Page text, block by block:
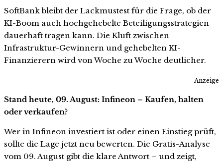
SoftBank bleibt der Lackmustest für die Frage, ob der
KI-Boom auch hochgehebelte Beteiligungsstrategien
dauerhaft tragen kann. Die Kluft zwischen
Infrastruktur-Gewinnern und gehebelten KI-
Finanzierern wird von Woche zu Woche deutlicher.
Anzeige
Stand heute, 09. August: Infineon – Kaufen, halten
oder verkaufen?
Wer in Infineon investiert ist oder einen Einstieg prüft,
sollte die Lage jetzt neu bewerten. Die Gratis-Analyse
vom 09. August gibt die klare Antwort – und zeigt,